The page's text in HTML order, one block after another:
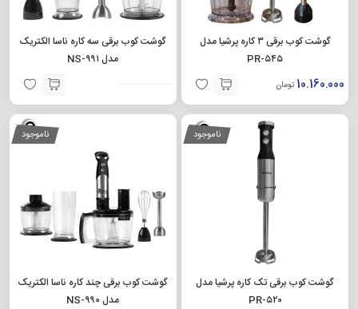
گوشت کوب برقی ۳ کاره پرشیا مدل
PR-۵۴۵
10.160.000 تومان
گوشت کوب برقی سه کاره ناسا الکتریک
مدل NS-۹۹۱
ناموجود
گوشت کوب برقی تک کاره پرشیا مدل
PR-۵۲۰
ناموجود
گوشت کوب برقی چند کاره ناسا الکتریک
مدل NS-۹۹۰